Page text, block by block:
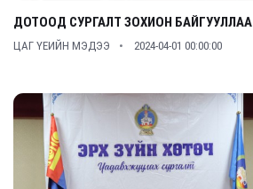
ДОТООД СУРГАЛТ ЗОХИОН БАЙГУУЛЛАА
ЦАГ ҮЕИЙН МЭДЭЭ 2024-04-01 00:00:00